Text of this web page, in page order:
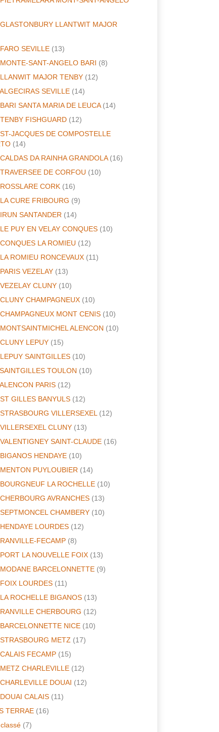
LLANTWIT MAJOR
SEVILLE (13)
SANT-ANGELO BARI (8)
MAJOR TENBY (12)
SEVILLE (14)
SANTA MARIA DE LEUCA(14)
FISHGUARD (12)
JACQUES DE COMPOSTELLE
(14)
DA RAINHA GRANDOLA(16)
DE CORFOU (10)
CORK (16)
CURE FRIBOURG (9)
SANTANDER (14)
PUY EN VELAY CONQUES (10)
LA ROMIEU (12)
ROMIEU RONCEVAUX (11)
VEZELAY (13)
CLUNY (10)
CHAMPAGNEUX (10)
MONT CENIS (10)
ALENCON (10)
LEPUY (15)
SAINTGILLES (10)
TOULON (10)
PARIS (12)
GILLES BANYULS (12)
VILLERSEXEL (12)
CLUNY (13)
SAINT-CLAUDE (16)
HENDAYE (10)
PUYLOUBIER (14)
LA ROCHELLE (10)
AVRANCHES (13)
CHAMBERY (10)
LOURDES (12)
FECAMP (8)
LA NOUVELLE FOIX (13)
BARCELONNETTE (9)
LOURDES (11)
ROCHELLE BIGANOS (13)
CHERBOURG (12)
NICE (10)
METZ (17)
FECAMP (15)
CHARLEVILLE (12)
DOUAI (12)
CALAIS (11)
TERRAE (16)
(7)